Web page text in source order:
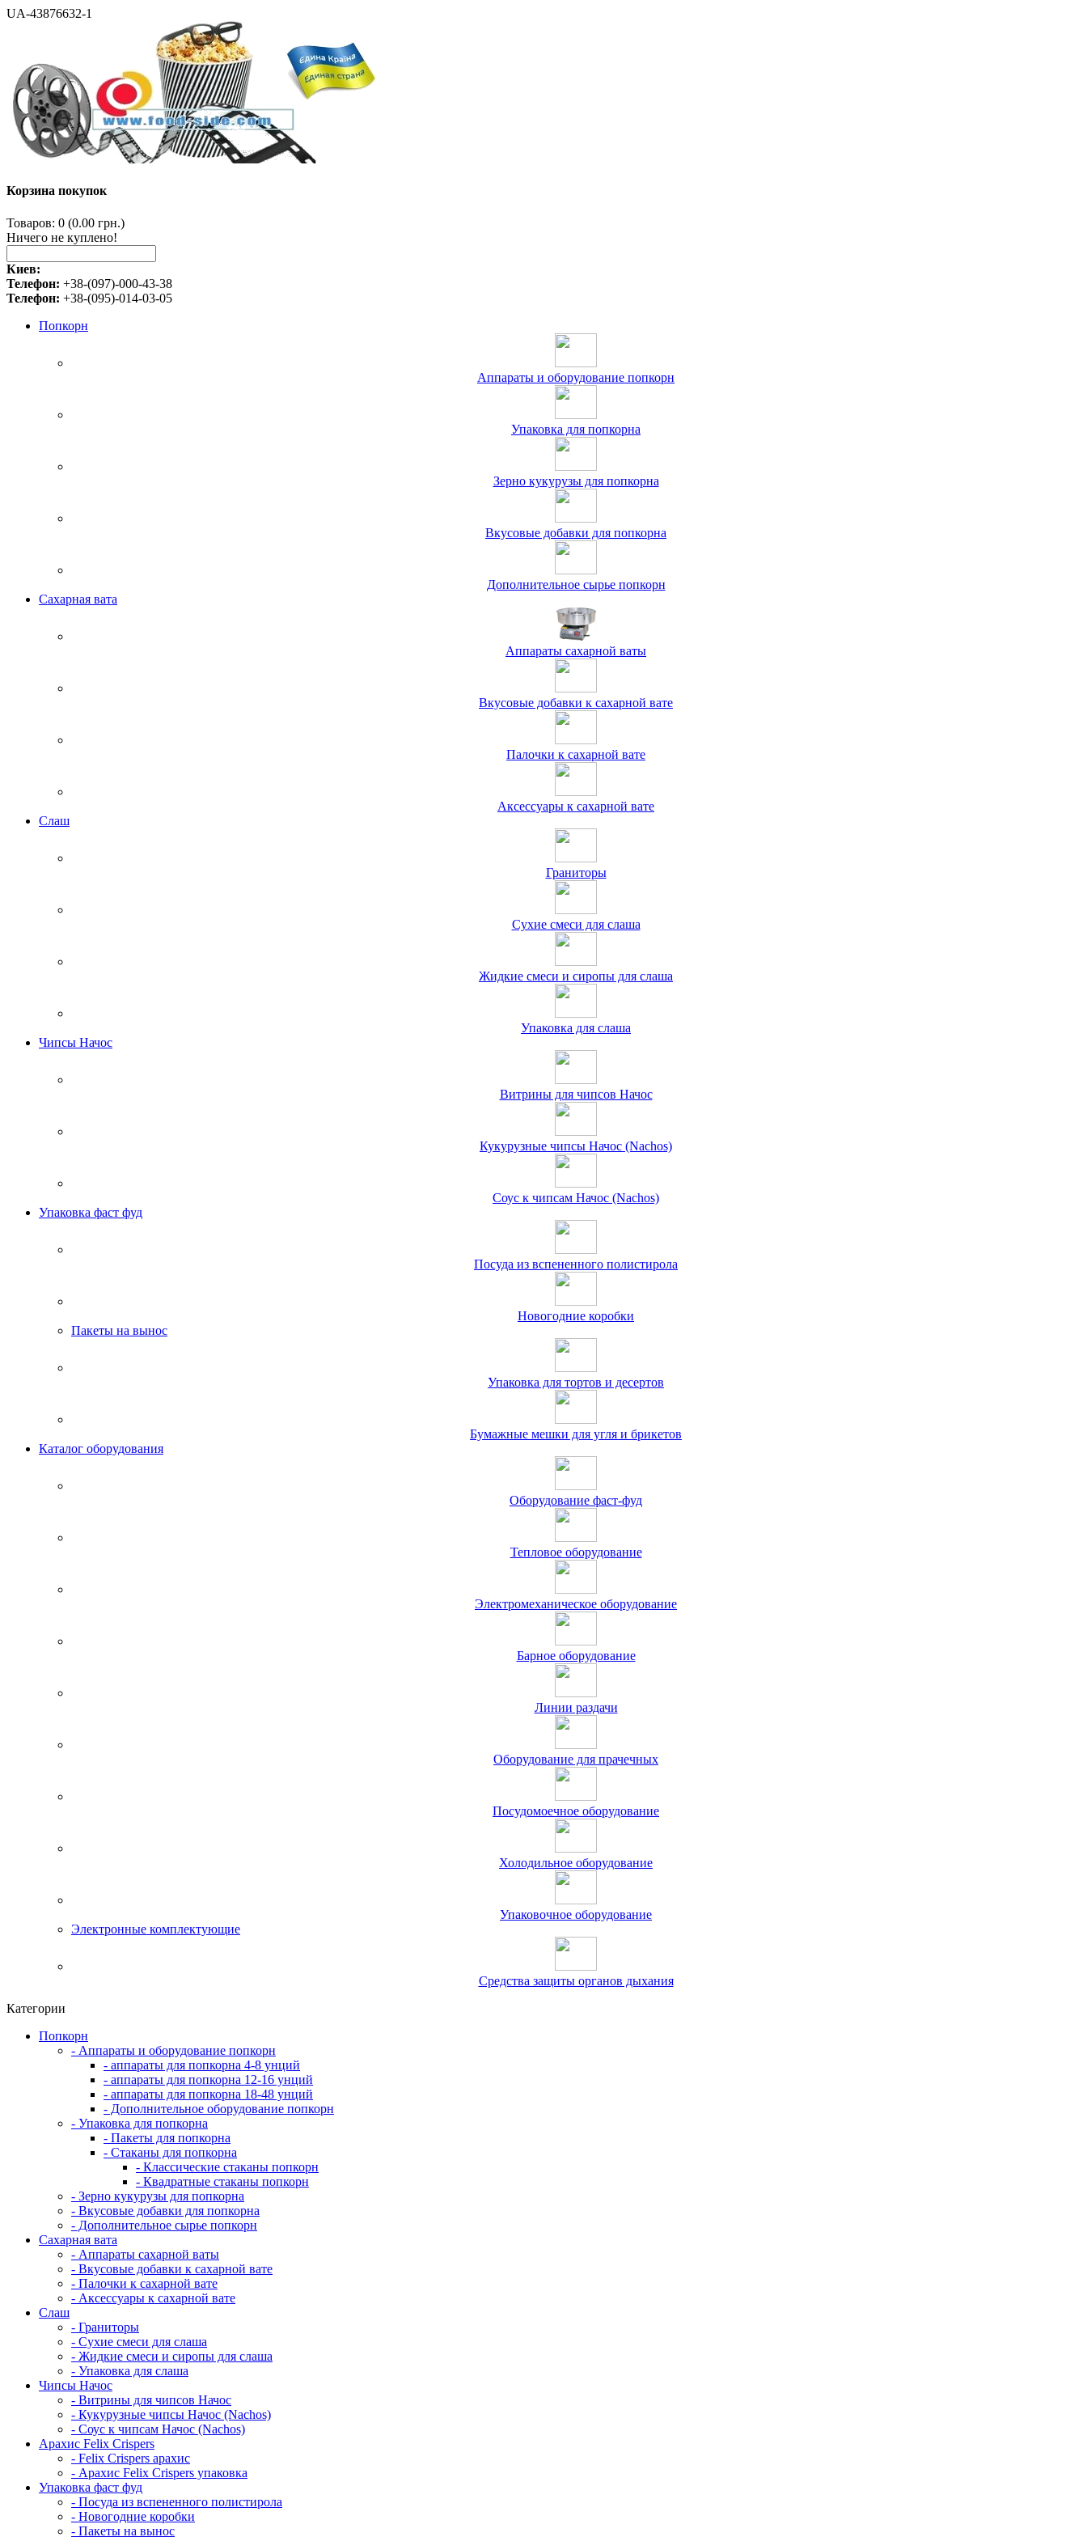
UA-43876632-1
Корзина покупок
Товаров: 0 (0.00 грн.)
Ничего не куплено!
Киев:
Телефон: +38-(097)-000-43-38
Телефон: +38-(095)-014-03-05
Попкорн
Аппараты и оборудование попкорн
Упаковка для попкорна
Зерно кукурузы для попкорна
Вкусовые добавки для попкорна
Дополнительное сырье попкорн
Сахарная вата
Аппараты сахарной ваты
Вкусовые добавки к сахарной вате
Палочки к сахарной вате
Аксессуары к сахарной вате
Cлаш
Граниторы
Сухие смеси для слаша
Жидкие смеси и сиропы для слаша
Упаковка для слаша
Чипсы Начос
Витрины для чипсов Начос
Кукурузные чипсы Начос (Nachos)
Соус к чипсам Начос (Nachos)
Упаковка фаст фуд
Посуда из вспененного полистирола
Новогодние коробки
Пакеты на вынос
Упаковка для тортов и десертов
Бумажные мешки для угля и брикетов
Каталог оборудования
Оборудование фаст-фуд
Тепловое оборудование
Электромеханическое оборудование
Барное оборудование
Линии раздачи
Оборудование для прачечных
Посудомоечное оборудование
Холодильное оборудование
Упаковочное оборудование
Электронные комплектующие
Средства защиты органов дыхания
Категории
Попкорн
- Аппараты и оборудование попкорн
- аппараты для попкорна 4-8 унций
- аппараты для попкорна 12-16 унций
- аппараты для попкорна 18-48 унций
- Дополнительное оборудование попкорн
- Упаковка для попкорна
- Пакеты для попкорна
- Стаканы для попкорна
- Классические стаканы попкорн
- Квадратные стаканы попкорн
- Зерно кукурузы для попкорна
- Вкусовые добавки для попкорна
- Дополнительное сырье попкорн
Сахарная вата
- Аппараты сахарной ваты
- Вкусовые добавки к сахарной вате
- Палочки к сахарной вате
- Аксессуары к сахарной вате
Cлаш
- Граниторы
- Сухие смеси для слаша
- Жидкие смеси и сиропы для слаша
- Упаковка для слаша
Чипсы Начос
- Витрины для чипсов Начос
- Кукурузные чипсы Начос (Nachos)
- Соус к чипсам Начос (Nachos)
Арахис Felix Crispers
- Felix Crispers арахис
- Арахис Felix Crispers упаковка
Упаковка фаст фуд
- Посуда из вспененного полистирола
- Новогодние коробки
- Пакеты на вынос